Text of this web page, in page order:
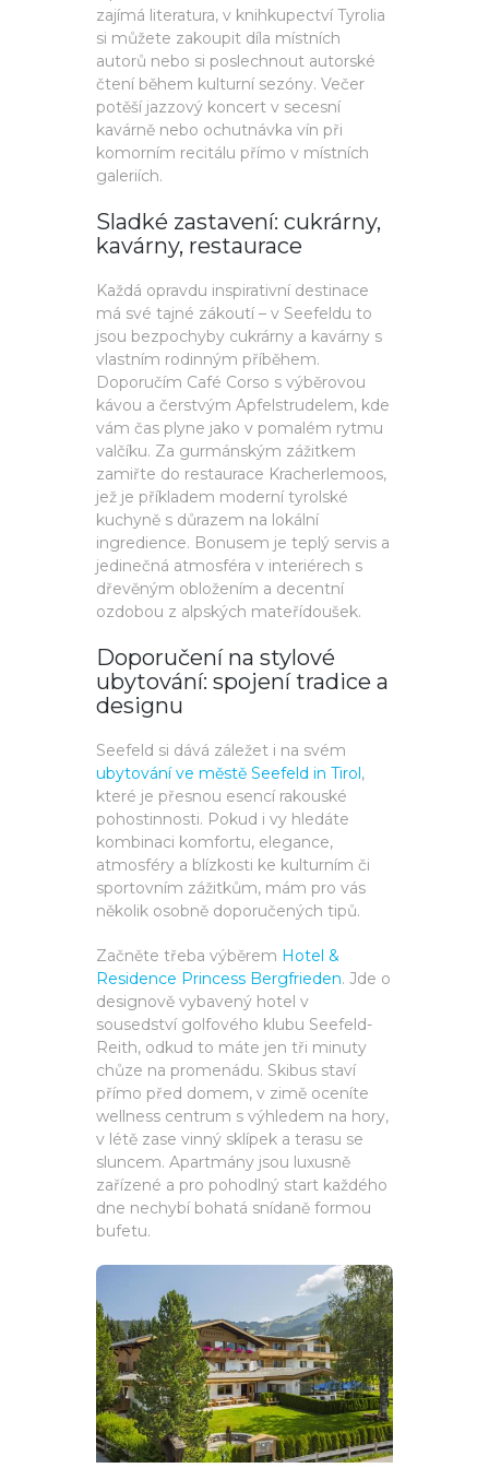
zajímá literatura, v knihkupectví Tyrolia
si můžete zakoupit díla místních
autorů nebo si poslechnout autorské
čtení během kulturní sezóny. Večer
potěší jazzový koncert v secesní
kavárně nebo ochutnávka vín při
komorním recitálu přímo v místních
galeriích.
Sladké zastavení: cukrárny,
kavárny, restaurace
Každá opravdu inspirativní destinace
má své tajné zákoutí – v Seefeldu to
jsou bezpochyby cukrárny a kavárny s
vlastním rodinným příběhem.
Doporučím Café Corso s výběrovou
kávou a čerstvým Apfelstrudelem, kde
vám čas plyne jako v pomalém rytmu
valčíku. Za gurmánským zážitkem
zamiřte do restaurace Kracherlemoos,
jež je příkladem moderní tyrolské
kuchyně s důrazem na lokální
ingredience. Bonusem je teplý servis a
jedinečná atmosféra v interiérech s
dřevěným obložením a decentní
ozdobou z alpských mateřídoušek.
Doporučení na stylové
ubytování: spojení tradice a
designu
Seefeld si dává záležet i na svém
ubytování ve městě Seefeld in Tirol,
které je přesnou esencí rakouské
pohostinnosti. Pokud i vy hledáte
kombinaci komfortu, elegance,
atmosféry a blízkosti ke kulturním či
sportovním zážitkům, mám pro vás
několik osobně doporučených tipů.
Začněte třeba výběrem Hotel &
Residence Princess Bergfrieden. Jde o
designově vybavený hotel v
sousedství golfového klubu Seefeld-
Reith, odkud to máte jen tři minuty
chůze na promenádu. Skibus staví
přímo před domem, v zimě oceníte
wellness centrum s výhledem na hory,
v létě zase vinný sklípek a terasu se
sluncem. Apartmány jsou luxusně
zařízené a pro pohodlný start každého
dne nechybí bohatá snídaně formou
bufetu.